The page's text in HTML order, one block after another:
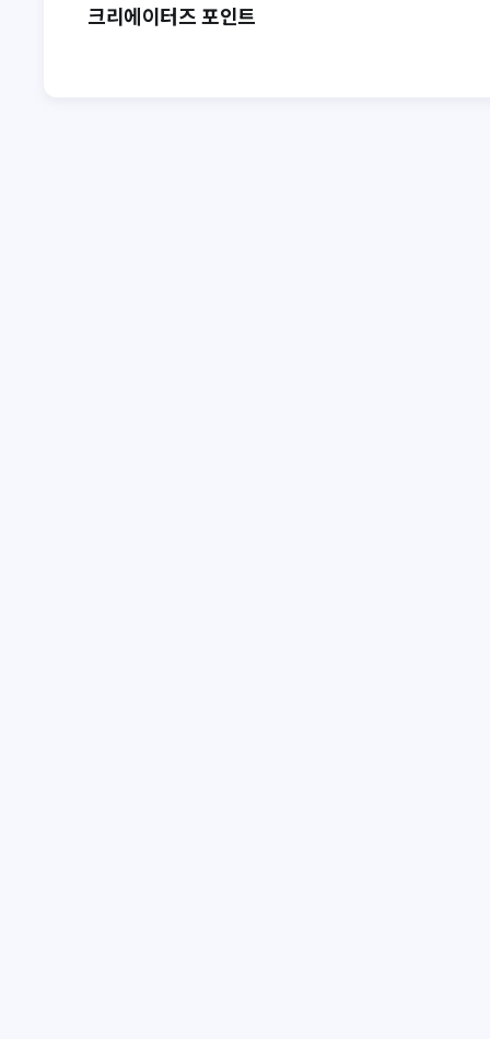
크리에이터즈 포인트